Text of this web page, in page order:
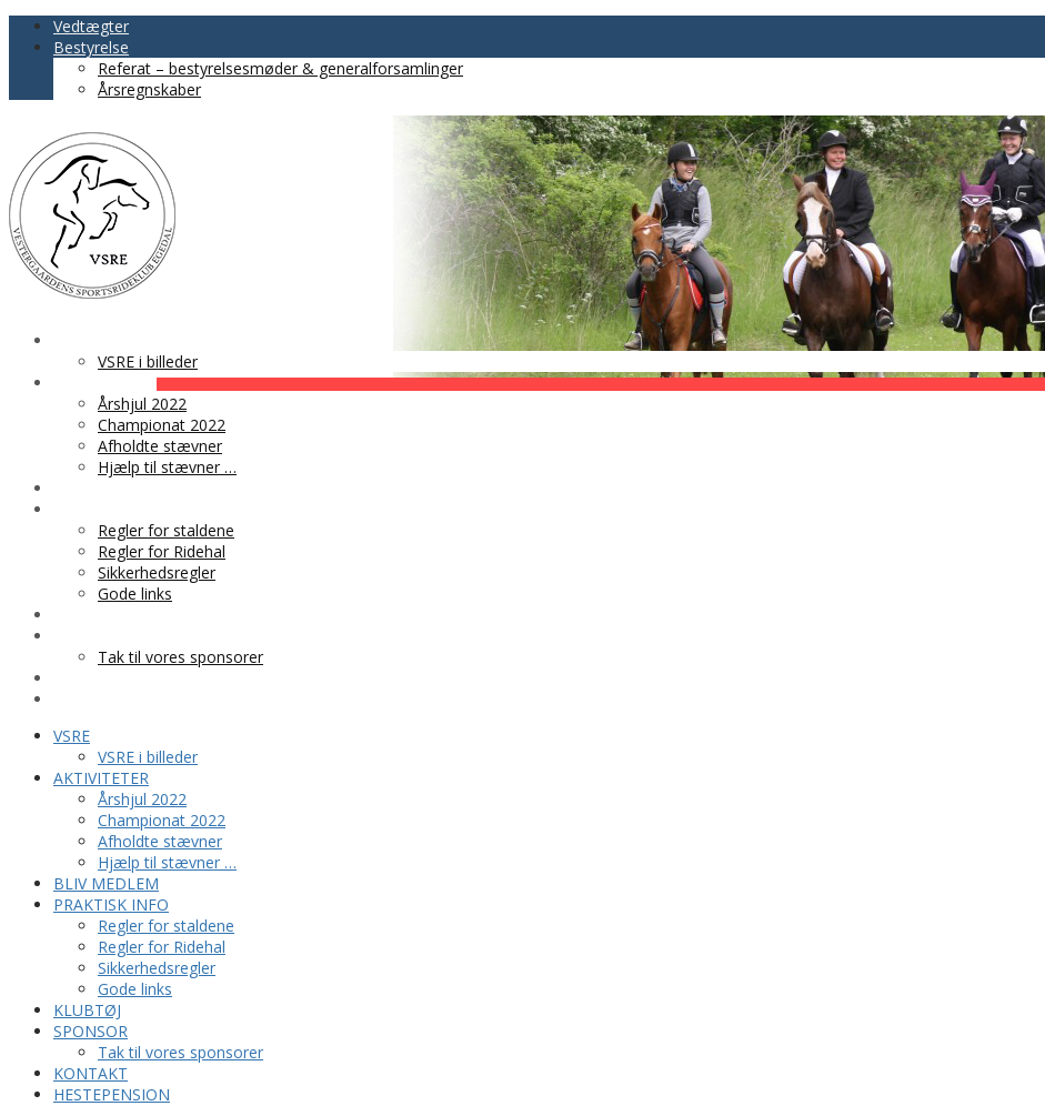
Vedtægter
Bestyrelse
Referat – bestyrelsesmøder & generalforsamlinger
Årsregnskaber
VSRE i billeder
Årshjul 2022
Championat 2022
Afholdte stævner
Hjælp til stævner …
Regler for staldene
Regler for Ridehal
Sikkerhedsregler
Gode links
Tak til vores sponsorer
VSRE
VSRE i billeder
AKTIVITETER
Årshjul 2022
Championat 2022
Afholdte stævner
Hjælp til stævner …
BLIV MEDLEM
PRAKTISK INFO
Regler for staldene
Regler for Ridehal
Sikkerhedsregler
Gode links
KLUBTØJ
SPONSOR
Tak til vores sponsorer
KONTAKT
HESTEPENSION